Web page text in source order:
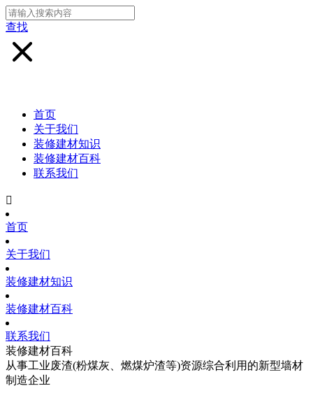
查找
首页
关于我们
装修建材知识
装修建材百科
联系我们

首页
关于我们
装修建材知识
装修建材百科
联系我们
装修建材百科
从事工业废渣(粉煤灰、燃煤炉渣等)资源综合利用的新型墙材
制造企业